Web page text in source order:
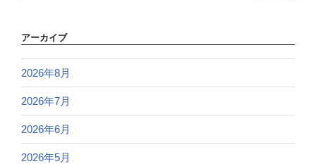
アーカイブ
2026年8月
2026年7月
2026年6月
2026年5月